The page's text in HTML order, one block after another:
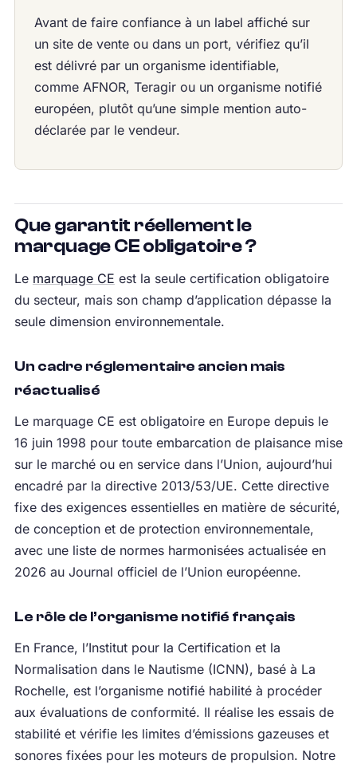
Avant de faire confiance à un label affiché sur
un site de vente ou dans un port, vérifiez qu’il
est délivré par un organisme identifiable,
comme AFNOR, Teragir ou un organisme notifié
européen, plutôt qu’une simple mention auto-
déclarée par le vendeur.
Que garantit réellement le
marquage CE obligatoire ?
Le marquage CE est la seule certification obligatoire
du secteur, mais son champ d’application dépasse la
seule dimension environnementale.
Un cadre réglementaire ancien mais
réactualisé
Le marquage CE est obligatoire en Europe depuis le
16 juin 1998 pour toute embarcation de plaisance mise
sur le marché ou en service dans l’Union, aujourd’hui
encadré par la directive 2013/53/UE. Cette directive
fixe des exigences essentielles en matière de sécurité,
de conception et de protection environnementale,
avec une liste de normes harmonisées actualisée en
2026 au Journal officiel de l’Union européenne.
Le rôle de l’organisme notifié français
En France, l’Institut pour la Certification et la
Normalisation dans le Nautisme (ICNN), basé à La
Rochelle, est l’organisme notifié habilité à procéder
aux évaluations de conformité. Il réalise les essais de
stabilité et vérifie les limites d’émissions gazeuses et
sonores fixées pour les moteurs de propulsion. Notre